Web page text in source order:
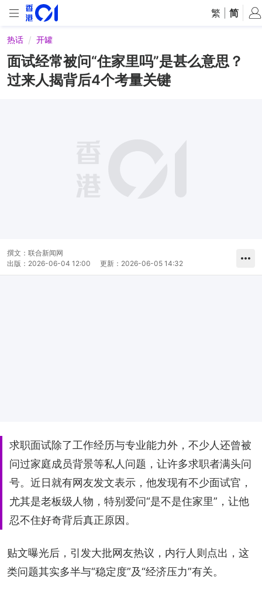
繁 简
热话 开罐
面试经常被问“住家里吗”是甚么意思？
过来人揭背后4个考量关键
撰文： 联合新闻网
出版： 2026-06-04 12:00 更新： 2026-06-05 14:32
求职面试除了工作经历与专业能力外，不少人还曾被
问过家庭成员背景等私人问题，让许多求职者满头问
号。近日就有网友发文表示，他发现有不少面试官，
尤其是老板级人物，特别爱问“是不是住家里”，让他
忍不住好奇背后真正原因。
贴文曝光后，引发大批网友热议，内行人则点出，这
类问题其实多半与“稳定度”及“经济压力”有关。